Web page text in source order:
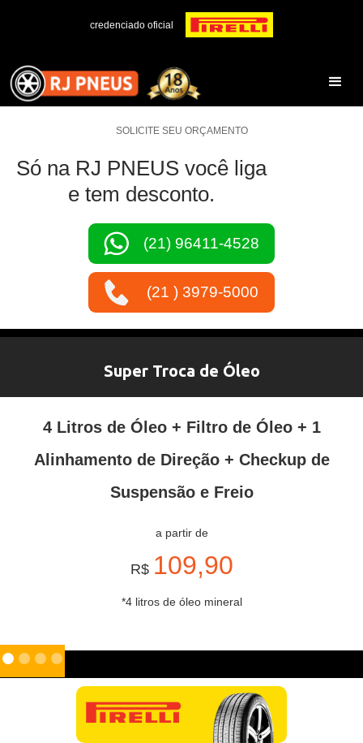
credenciado oficial
SOLICITE SEU ORÇAMENTO
Só na RJ PNEUS você liga
e tem desconto.
(21) 96411-4528
(21 ) 3979-5000
Super Troca de Óleo
4 Litros de Óleo + Filtro de Óleo + 1
Alinhamento de Direção + Checkup de
Suspensão e Freio
a partir de
R$ 109,90
*4 litros de óleo mineral